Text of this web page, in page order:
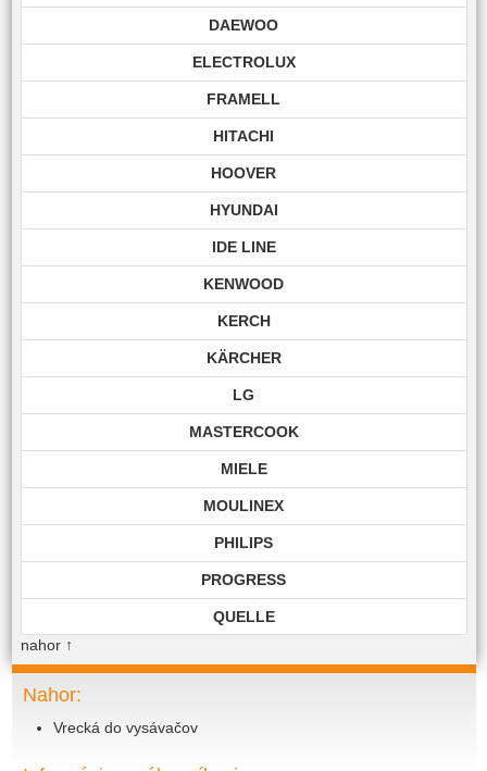
DAEWOO
ELECTROLUX
FRAMELL
HITACHI
HOOVER
HYUNDAI
IDE LINE
KENWOOD
KERCH
KÄRCHER
LG
MASTERCOOK
MIELE
MOULINEX
PHILIPS
PROGRESS
QUELLE
SIEMENS
nahor↑
Nahor:
Vrecká do vysávačov